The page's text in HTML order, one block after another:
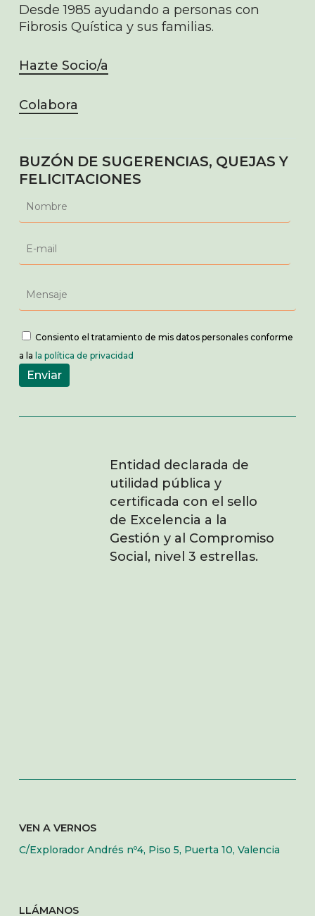
Desde 1985 ayudando a personas con
Fibrosis Quística y sus familias.
Hazte Socio/a
Colabora
BUZÓN DE SUGERENCIAS, QUEJAS Y
FELICITACIONES
Consiento el tratamiento de mis datos personales conforme
a la la política de privacidad
Entidad declarada de
utilidad pública y
certificada con el sello
de Excelencia a la
Gestión y al Compromiso
Social, nivel 3 estrellas.
VEN A VERNOS
C/Explorador Andrés nº4, Piso 5, Puerta 10, Valencia
LLÁMANOS